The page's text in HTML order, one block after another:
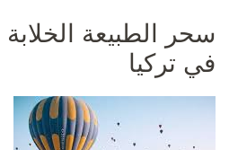
سحر الطبيعة الخلابة
في تركيا